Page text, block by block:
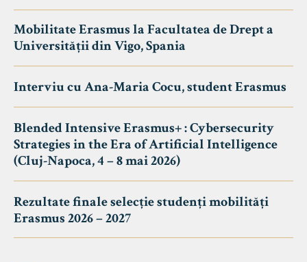
Mobilitate Erasmus la Facultatea de Drept a
Universității din Vigo, Spania
Interviu cu Ana-Maria Cocu, student Erasmus
Blended Intensive Erasmus+ : Cybersecurity
Strategies in the Era of Artificial Intelligence
(Cluj-Napoca, 4 – 8 mai 2026)
Rezultate finale selecție studenți mobilități
Erasmus 2026 – 2027